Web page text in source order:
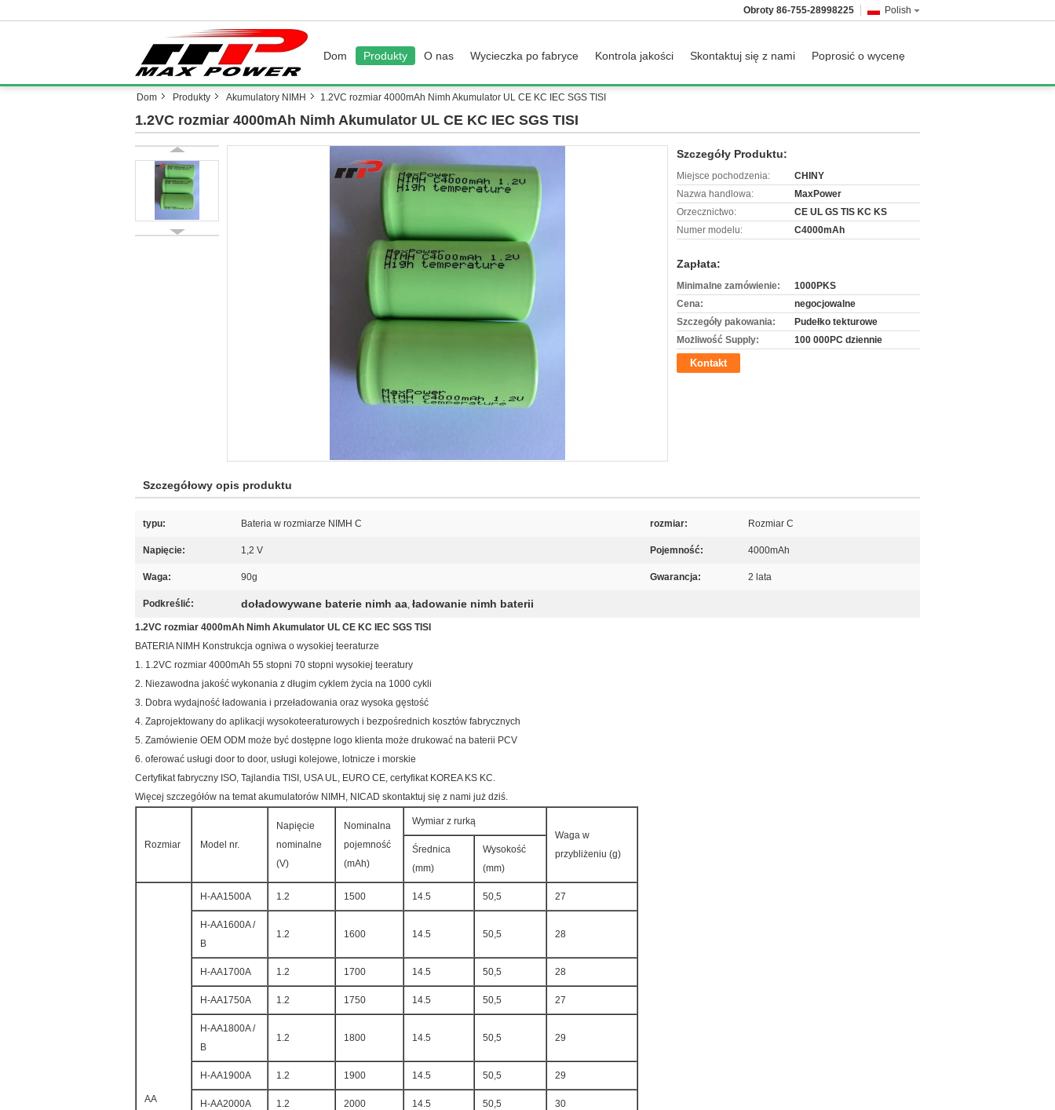
Polish
Obroty 86-755-28998225
Dom Produkty O nas Wycieczka po fabryce Kontrola jakości Skontaktuj się z nami Poprosić o wycenę
Dom Produkty Akumulatory NIMH 1.2VC rozmiar 4000mAh Nimh Akumulator UL CE KC IEC SGS TISI
1.2VC rozmiar 4000mAh Nimh Akumulator UL CE KC IEC SGS TISI
Szczegóły Produktu:
Miejsce pochodzenia:
CHINY
Nazwa handlowa:
MaxPower
Orzecznictwo:
CE UL GS TIS KC KS
Numer modelu:
C4000mAh
Zapłata:
Minimalne zamówienie:
1000PKS
Cena:
negocjowalne
Szczegóły pakowania:
Pudełko tekturowe
Możliwość Supply:
100 000PC dziennie
Kontakt
Szczegółowy opis produktu
typu: Bateria w rozmiarze NIMH C rozmiar: Rozmiar C
Napięcie: 1,2 V Pojemność: 4000mAh
Waga: 90g Gwarancja: 2 lata
Podkreślić: doładowywane baterie nimh aa, ładowanie nimh baterii
1.2VC rozmiar 4000mAh Nimh Akumulator UL CE KC IEC SGS TISI
BATERIA NIMH Konstrukcja ogniwa o wysokiej teeraturze
1. 1.2VC rozmiar 4000mAh 55 stopni 70 stopni wysokiej teeratury
2. Niezawodna jakość wykonania z długim cyklem życia na 1000 cykli
3. Dobra wydajność ładowania i przeładowania oraz wysoka gęstość
4. Zaprojektowany do aplikacji wysokoteeraturowych i bezpośrednich kosztów fabrycznych
5. Zamówienie OEM ODM może być dostępne logo klienta może drukować na baterii PCV
6. oferować usługi door to door, usługi kolejowe, lotnicze i morskie
Certyfikat fabryczny ISO, Tajlandia TISI, USA UL, EURO CE, certyfikat KOREA KS KC.
Więcej szczegółów na temat akumulatorów NIMH, NICAD skontaktuj się z nami już dziś.
Rozmiar Model nr.
Napięcie
nominalne
(V)
Nominalna
pojemność
(mAh)
Wymiar z rurką
Waga w
przybliżeniu (g)
Średnica
(mm)
Wysokość
(mm)
AA
H-AA1500A 1.2 1500 14.5 50,5 27
H-AA1600A /
B
1.2 1600 14.5 50,5 28
H-AA1700A 1.2 1700 14.5 50,5 28
H-AA1750A 1.2 1750 14.5 50,5 27
H-AA1800A /
B
1.2 1800 14.5 50,5 29
H-AA1900A 1.2 1900 14.5 50,5 29
H-AA2000A 1.2 2000 14.5 50,5 30